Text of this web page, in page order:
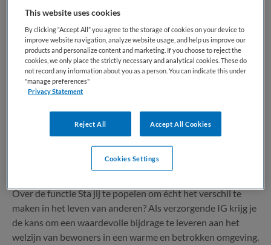
Verzorgende IG
Maandag,Boxmeer
Niet nader bepaald
Niet nader bepaald
Over de functie Sta jij te popelen om écht het verschil te
maken in het leven van anderen? Als verzorgende IG krijg je
de kans om een waardevolle bijdrage te leveren aan het
welzijn van bewoners in een warme en betrokken omgeving.
This website uses cookies
By clicking “Accept All” you agree to the storage of cookies on your device to
improve website navigation, analyze website usage, and help us improve our
products and personalize content and marketing. If you choose to reject the
cookies, we only place the strictly necessary and analytical cookies. These do
not record any information about you as a person. You can indicate this under
"manage preferences"
Privacy Statement
Reject All Accept All Cookies
Cookies Settings